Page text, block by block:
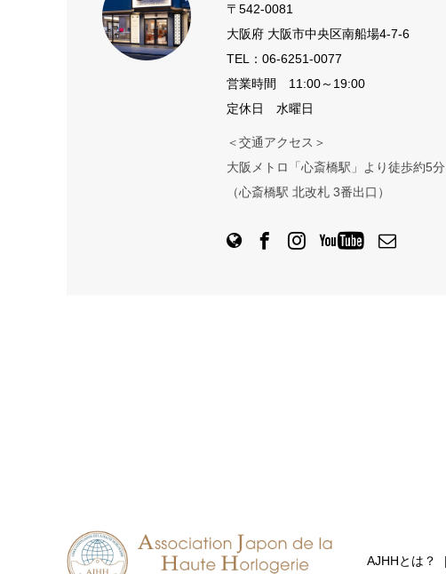
〒542-0081
大阪府 大阪市中央区南船場4-7-6
TEL： 06-6251-0077
営業時間 11:00～19:00
定休日 水曜日
＜交通アクセス＞
大阪メトロ「心斎橋駅」より徒歩約5分
（心斎橋駅 北改札 3番出口）
AJHHとは？